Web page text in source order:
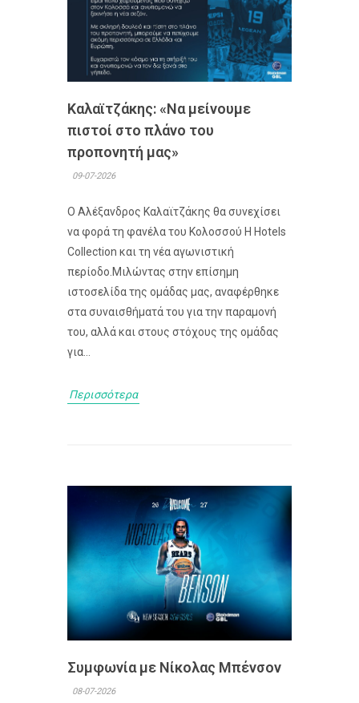
Καλαϊτζάκης: «Να μείνουμε
πιστοί στο πλάνο του
προπονητή μας»
09-07-2026
Ο Αλέξανδρος Καλαϊτζάκης θα συνεχίσει
να φορά τη φανέλα του Κολοσσού H Hotels
Collection και τη νέα αγωνιστική
περίοδο.Μιλώντας στην επίσημη
ιστοσελίδα της ομάδας μας, αναφέρθηκε
στα συναισθήματά του για την παραμονή
του, αλλά και στους στόχους της ομάδας
για...
Περισσότερα
Συμφωνία με Νίκολας Μπένσον
08-07-2026